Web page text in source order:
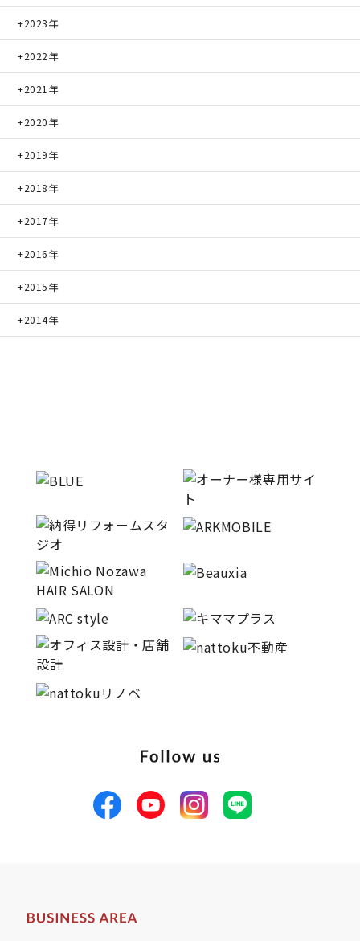
サイトマップ
よくある質問
CLOSE
2023年
2022年
2021年
2020年
2019年
2018年
2017年
2016年
2015年
2014年